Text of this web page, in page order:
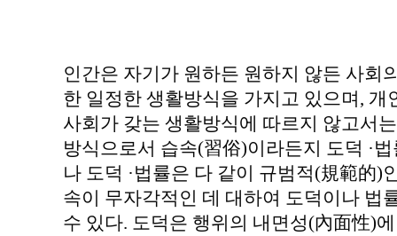
인간은 자기가 원하든 원하지 않든 사회
한 일정한 생활방식을 가지고 있으며,
사회가 갖는 생활방식에 따르지 않고서
방식으로서 습속(習俗)이라든지 도덕 ·
나 도덕 ·법률은 다 같이 규범적(規範的)
속이 무자각적인 데 대하여 도덕이나 법
수 있다. 도덕은 행위의 내면성(內面性)